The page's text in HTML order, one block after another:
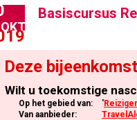
OKT
Basiscursus
Deze
Wilt u toekomstige
Op het gebied van: '
Van aanbieder: